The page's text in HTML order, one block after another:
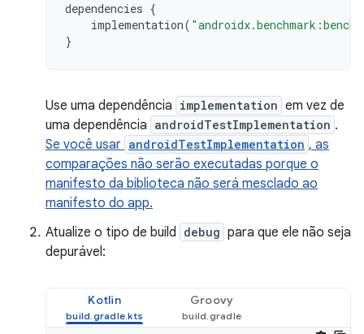
dependencies {
implementation(
}
Use uma dependência implementation em vez de
uma dependência androidTestImplementation .
Se você usar androidTestImplementation , as
comparações não serão executadas porque o
manifesto da biblioteca não será mesclado ao
manifesto do app.
Atualize o tipo de build debug para que ele não seja
depurável:
Kotlin Groovy